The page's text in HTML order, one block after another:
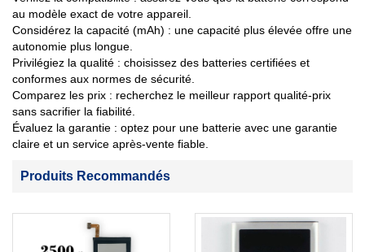
au modèle exact de votre appareil.
Considérez la capacité (mAh) : une capacité plus élevée offre une
autonomie plus longue.
Privilégiez la qualité : choisissez des batteries certifiées et
conformes aux normes de sécurité.
Comparez les prix : recherchez le meilleur rapport qualité-prix
sans sacrifier la fiabilité.
Évaluez la garantie : optez pour une batterie avec une garantie
claire et un service après-vente fiable.
Produits Recommandés